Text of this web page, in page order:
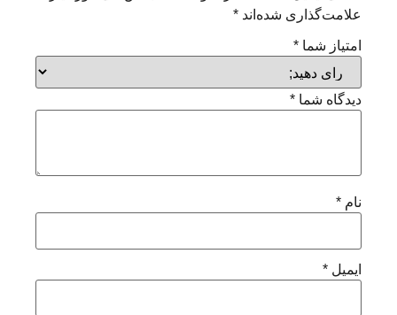
علامت‌گذاری شده‌اند *
امتیاز شما *
دیدگاه شما *
نام *
ایمیل *